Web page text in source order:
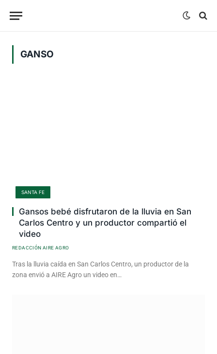
GANSO
SANTA FE
Gansos bebé disfrutaron de la lluvia en San
Carlos Centro y un productor compartió el
video
REDACCIÓN AIRE AGRO
Tras la lluvia caída en San Carlos Centro, un productor de la
zona envió a AIRE Agro un video en…